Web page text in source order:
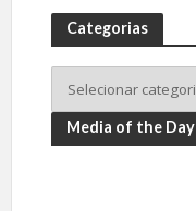
Categorias
Media of the Day